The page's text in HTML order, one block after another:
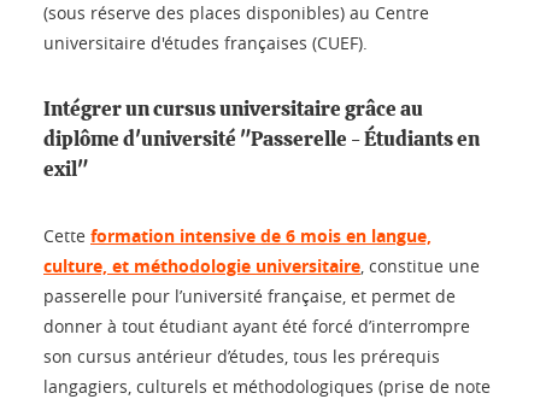
(sous réserve des places disponibles) au Centre
universitaire d'études françaises (CUEF).
Intégrer un cursus universitaire grâce au
diplôme d'université "Passerelle - Étudiants en
exil"
Cette formation intensive de 6 mois en langue,
culture, et méthodologie universitaire, constitue une
passerelle pour l’université française, et permet de
donner à tout étudiant ayant été forcé d’interrompre
son cursus antérieur d’études, tous les prérequis
langagiers, culturels et méthodologiques (prise de note